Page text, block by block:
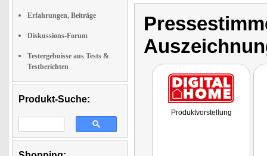
Erfahrungen, Beiträge
Diskussions-Forum
Testergebnisse aus Tests &
Testberichten
Produkt-Suche:
Produktvorstellung